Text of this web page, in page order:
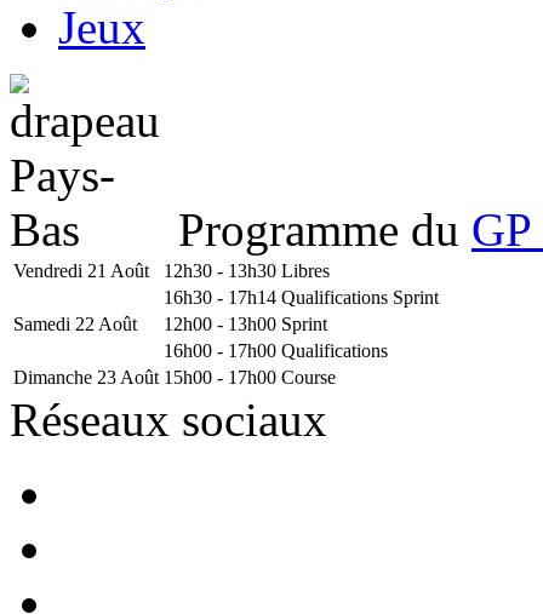
Jeux
Programme du
Vendredi 21 Août 12h30 - 13h30 Libres
16h30 - 17h14 Qualifications Sprint
Samedi 22 Août
12h00 - 13h00 Sprint
16h00 - 17h00 Qualifications
Dimanche 23 Août 15h00 - 17h00 Course
Réseaux sociaux